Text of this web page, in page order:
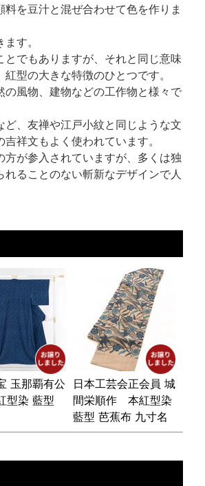
を豆汁と混ぜ合わせて色を作りま
す。
でもありますが、それと同じ意味
型の大きな特徴のひとつです。
風物、建物などの工作物と様々で
、友禅や江戸小紋と同じような文
祥文もよく使われています。
が参入されていますが、多くは独
ることのない斬新なデザインで人
玉那覇有公
染 藍型
日本工芸会正会員 城
間栄順作 本紅型染
藍型 芭蕉布 九寸名
古屋帯